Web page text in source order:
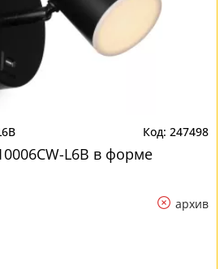
247498
L6B в форме
архив